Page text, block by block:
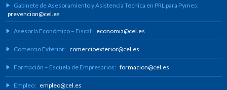
Gabinete de Asesoramiento y Asistencia Técnica en PRL para Pymes:
prevencion@cel.es
Asesoría Económico – Fiscal: economia@cel.es
Comercio Exterior: comercioexterior@cel.es
Formación – Escuela de Empresarios: formacion@cel.es
Empleo: empleo@cel.es